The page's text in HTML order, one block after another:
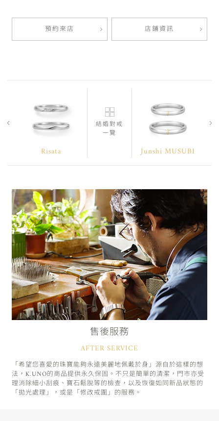
預約來店 店鋪資訊
Risata
結婚對戒
一覽
Junshi MUSUBI
售後服務
AFTER SERVICE
「希望您喜愛的珠寶能夠永遠美麗地佩戴於身」源自於這樣的想
法，K.UNO的商品提供永久保固。不只是簡單的清潔，門市亦受
理消除細小刮痕、寶石鬆脫等的檢查，以及恢復如同新品狀態的
「拋光處理」，或是「修改戒圍」的服務。